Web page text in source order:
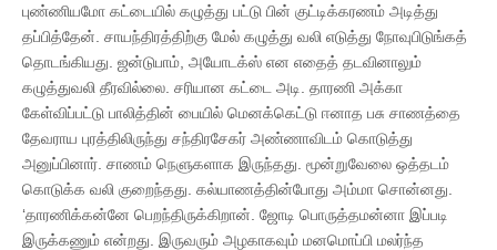
புண்ணியமோ கட்டையில் கழுத்து பட்டு பின் குட்டிக்கரணம் அடித்து
தப்பித்தேன். சாயந்திரத்திற்கு மேல் கழுத்து வலி எடுத்து நோவுபிடுங்கத்
தொடங்கியது. ஜன்டுபாம், அயோடக்ஸ் என எதைத் தடவினாலும்
கழுத்துவலி தீரவில்லை. சரியான கட்டை அடி. தாரணி அக்கா
கேள்விப்பட்டு பாலித்தின் பையில் மெனக்கெட்டு ஈனாத பசு சாணத்தை
தேவராய புரத்திலிருந்து சந்திரசேகர் அண்ணாவிடம் கொடுத்து
அனுப்பினார். சாணம் நெளுகளாக இருந்தது. மூன்றுவேலை ஒத்தடம்
கொடுக்க வலி குறைந்தது. கல்யாணத்தின்போது அம்மா சொன்னது.
‘தாரணிக்கன்னே பெறந்திருக்கிறான். ஜோடி பொருத்தமன்னா இப்படி
இருக்கணும் என்றது. இருவரும் அழகாகவும் மனமொப்பி மலர்ந்த